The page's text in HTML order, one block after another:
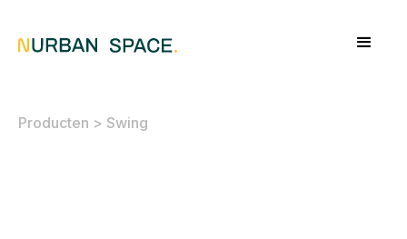
Producten > Swing